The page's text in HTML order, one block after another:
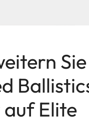
auf Elite